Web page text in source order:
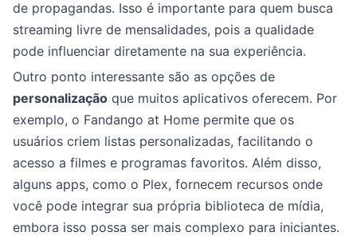
de propagandas. Isso é importante para quem busca
streaming livre de mensalidades, pois a qualidade
pode influenciar diretamente na sua experiência.
Outro ponto interessante são as opções de
personalização que muitos aplicativos oferecem. Por
exemplo, o Fandango at Home permite que os
usuários criem listas personalizadas, facilitando o
acesso a filmes e programas favoritos. Além disso,
alguns apps, como o Plex, fornecem recursos onde
você pode integrar sua própria biblioteca de mídia,
embora isso possa ser mais complexo para iniciantes.